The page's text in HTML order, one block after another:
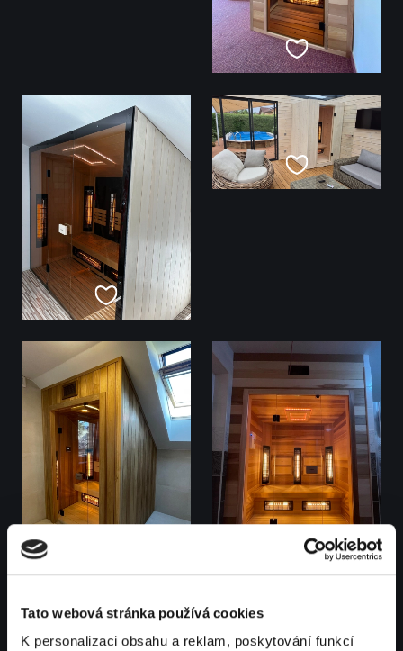
Tato webová stránka používá cookies
K personalizaci obsahu a reklam, poskytování funkcí